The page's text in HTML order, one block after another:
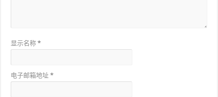
显示名称*
电子邮箱地址*